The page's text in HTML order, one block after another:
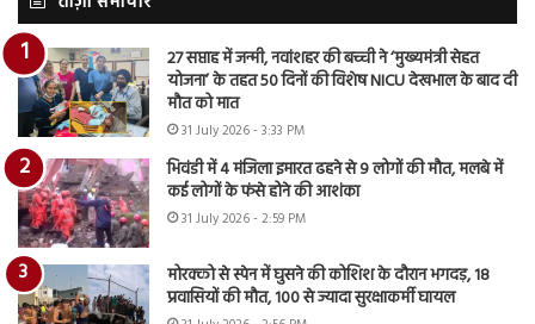
27 सप्ताह में जन्मी, नवांशहर की बच्ची ने ‘मुख्यमंत्री सेहत
योजना’ के तहत 50 दिनों की विशेष NICU देखभाल के बाद दी
मौत को मात
31 July 2026 - 3:33 PM
भिवंडी में 4 मंजिला इमारत ढहने से 9 लोगों की मौत, मलबे में
कई लोगों के फंसे होने की आशंका
31 July 2026 - 2:59 PM
मोरक्को से स्पेन में घुसने की कोशिश के दौरान भगदड़, 18
प्रवासियों की मौत, 100 से ज्यादा सुरक्षाकर्मी घायल